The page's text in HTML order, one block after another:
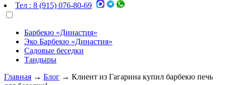
Тел : 8 (915) 076-80-69
Барбекю «Династия»
Эко Барбекю «Династия»
Садовые беседки
Тандыры
Главная → Блог → Клиент из Гагарина купил барбекю печь